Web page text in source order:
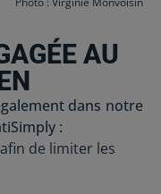
AU
dans notre
:
de limiter les